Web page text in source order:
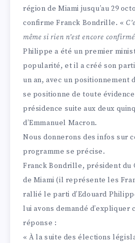
région de Miami jusqu’au 29
confirme Franck Bondrille. «
même si rien n’est encore
Philippe a été un premier
popularité, et il a créé son
un an, avec un positionnement
se positionne de toute
présidence suite aux deux
d’Emmanuel Macron.
Nous donnerons des infos sur
programme se précise.
Franck Bondrille, président du
de Miami (il représente les
rallié le parti d’Edouard
lui avons demandé d’expliquer
réponse :
« À la suite des élections